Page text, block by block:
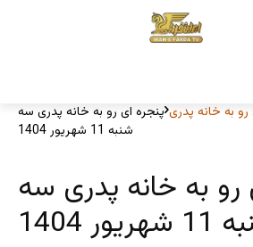
رو به خانه پدری پنجره ای رو به خانه پدری سه
شنبه 11 شهریور 1404
رو به خانه پدری سه
1404